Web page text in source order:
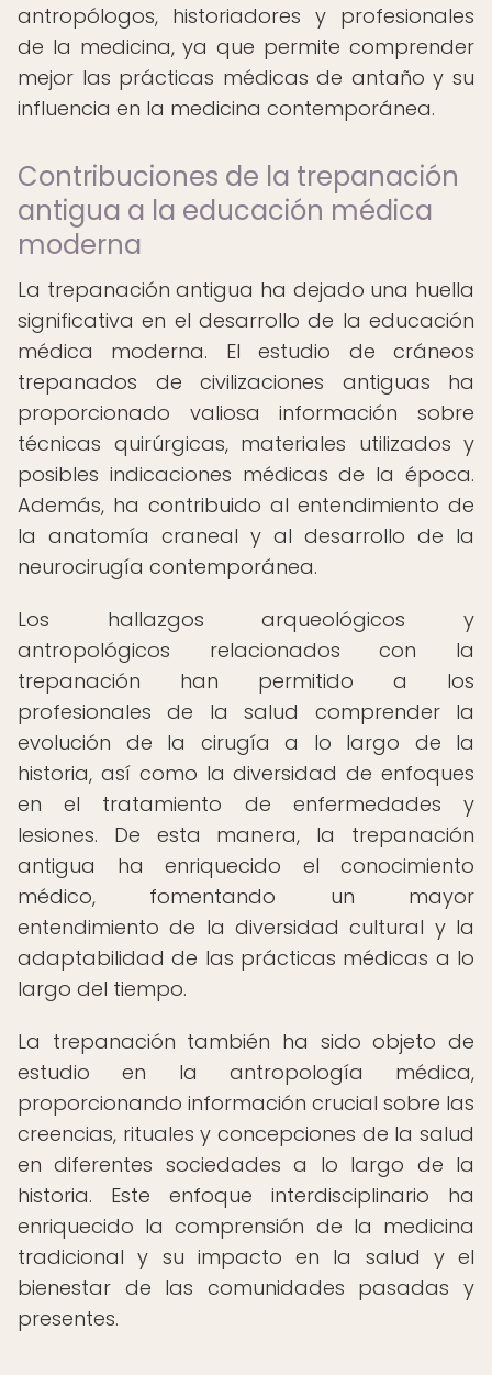
antropólogos, historiadores y profesionales
de la medicina, ya que permite comprender
mejor las prácticas médicas de antaño y su
influencia en la medicina contemporánea.
Contribuciones de la trepanación
antigua a la educación médica
moderna
La trepanación antigua ha dejado una huella
significativa en el desarrollo de la educación
médica moderna. El estudio de cráneos
trepanados de civilizaciones antiguas ha
proporcionado valiosa información sobre
técnicas quirúrgicas, materiales utilizados y
posibles indicaciones médicas de la época.
Además, ha contribuido al entendimiento de
la anatomía craneal y al desarrollo de la
neurocirugía contemporánea.
Los hallazgos arqueológicos y
antropológicos relacionados con la
trepanación han permitido a los
profesionales de la salud comprender la
evolución de la cirugía a lo largo de la
historia, así como la diversidad de enfoques
en el tratamiento de enfermedades y
lesiones. De esta manera, la trepanación
antigua ha enriquecido el conocimiento
médico, fomentando un mayor
entendimiento de la diversidad cultural y la
adaptabilidad de las prácticas médicas a lo
largo del tiempo.
La trepanación también ha sido objeto de
estudio en la antropología médica,
proporcionando información crucial sobre las
creencias, rituales y concepciones de la salud
en diferentes sociedades a lo largo de la
historia. Este enfoque interdisciplinario ha
enriquecido la comprensión de la medicina
tradicional y su impacto en la salud y el
bienestar de las comunidades pasadas y
presentes.